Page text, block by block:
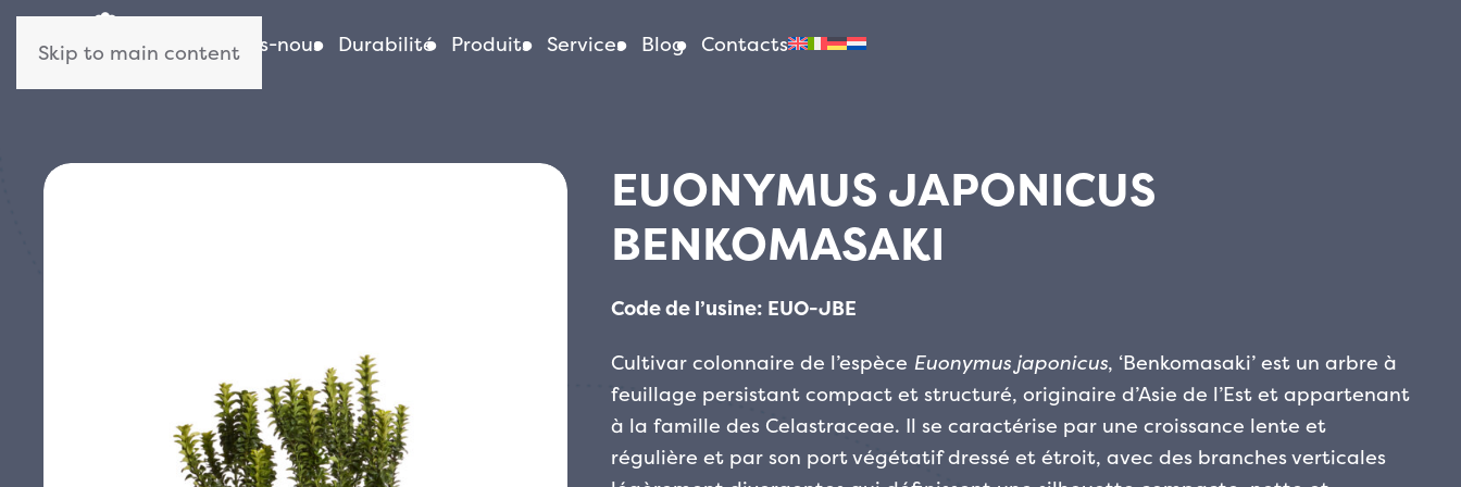
Skip to main contentQui sommes-nous Durabilité Produits Services Blog Contacts
EUONYMUS JAPONICUS
BENKOMASAKI
Code de l’usine: EUO-JBE
Cultivar colonnaire de l’espèce Euonymus japonicus, ‘Benkomasaki’ est un arbre à
feuillage persistant compact et structuré, originaire d’Asie de l’Est et appartenant
à la famille des Celastraceae. Il se caractérise par une croissance lente et
régulière et par son port végétatif dressé et étroit, avec des branches verticales